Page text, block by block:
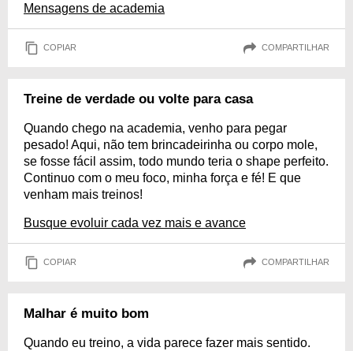
Mensagens de academia
COPIAR COMPARTILHAR
Treine de verdade ou volte para casa
Quando chego na academia, venho para pegar
pesado! Aqui, não tem brincadeirinha ou corpo mole,
se fosse fácil assim, todo mundo teria o shape perfeito.
Continuo com o meu foco, minha força e fé! E que
venham mais treinos!
Busque evoluir cada vez mais e avance
COPIAR COMPARTILHAR
Malhar é muito bom
Quando eu treino, a vida parece fazer mais sentido.